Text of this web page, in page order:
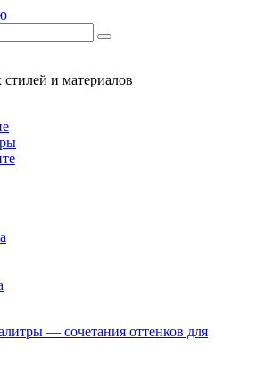
и материалов
— сочетания оттенков для